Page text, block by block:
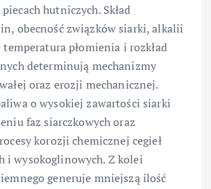
hutniczych. Skład
obecność związków siarki, alkalii
temperatura płomienia i rozkład
determinują mechanizmy
oraz erozji mechanicznej.
o wysokiej zawartości siarki
faz siarczkowych oraz
korozji chemicznej cegieł
i wysokoglinowych. Z kolei
generuje mniejszą ilość